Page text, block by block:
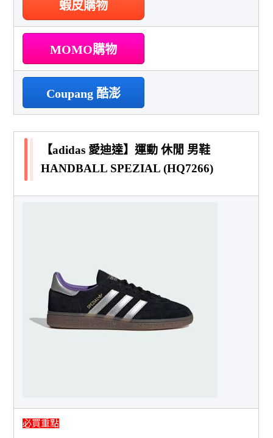
蝦皮購物
MOMO購物
Coupang 酷澎
【adidas 愛迪達】運動 休閒 男鞋
HANDBALL SPEZIAL (HQ7266)
必買重點